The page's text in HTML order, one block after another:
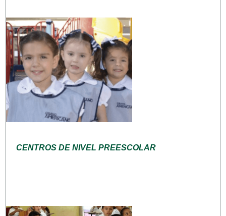
CENTROS DE NIVEL PREESCOLAR